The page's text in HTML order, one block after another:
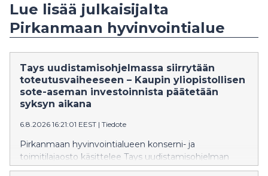
Lue lisää julkaisijalta
Pirkanmaan hyvinvointialue
Tays uudistamisohjelmassa siirrytään
toteutusvaiheeseen – Kaupin yliopistollisen
sote-aseman investoinnista päätetään
syksyn aikana
6.8.2026 16:21:01 EEST | Tiedote
Pirkanmaan hyvinvointialueen konserni- ja
toimitilajaosto käsittelee Tays uudistamisohjelman
yhteistoiminnallisen projektinjohtourakan sopimuksen